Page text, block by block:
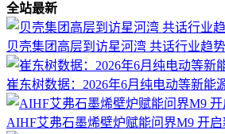
全站最新
贝壳集团高层到访星河湾 共话行业趋
崔东树数据：2026年6月纯电动等新能
AIHF艾弗石墨烯壁炉赋能问界M9 开